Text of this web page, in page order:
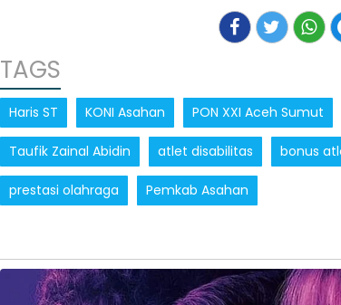
TAGS
Haris ST KONI Asahan PON XXI Aceh Sumut
Taufik Zainal Abidin atlet disabilitas bonus
prestasi olahraga Pemkab Asahan